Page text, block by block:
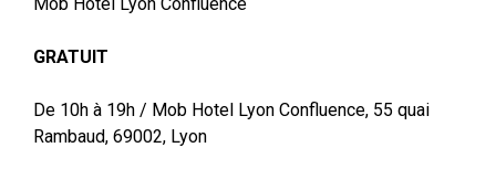
GRATUIT
De 10h à 19h / Mob Hotel Lyon Confluence, 55 quai
Rambaud, 69002, Lyon